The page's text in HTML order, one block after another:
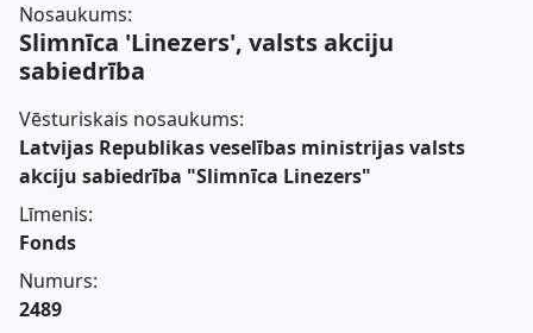
Nosaukums:
Slimnīca 'Linezers', valsts akciju
sabiedrība
Vēsturiskais nosaukums:
Latvijas Republikas veselības ministrijas valsts
akciju sabiedrība "Slimnīca Linezers"
Līmenis:
Fonds
Numurs:
2489